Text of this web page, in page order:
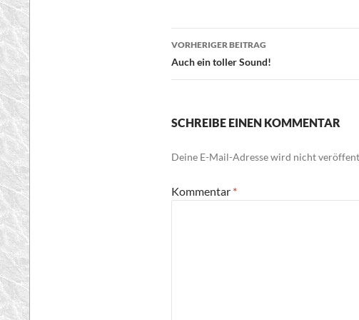
Beitragsnavigation
VORHERIGER BEITRAG
Auch ein toller Sound!
SCHREIBE EINEN KOMMENTAR
Deine E-Mail-Adresse wird nicht
Kommentar *